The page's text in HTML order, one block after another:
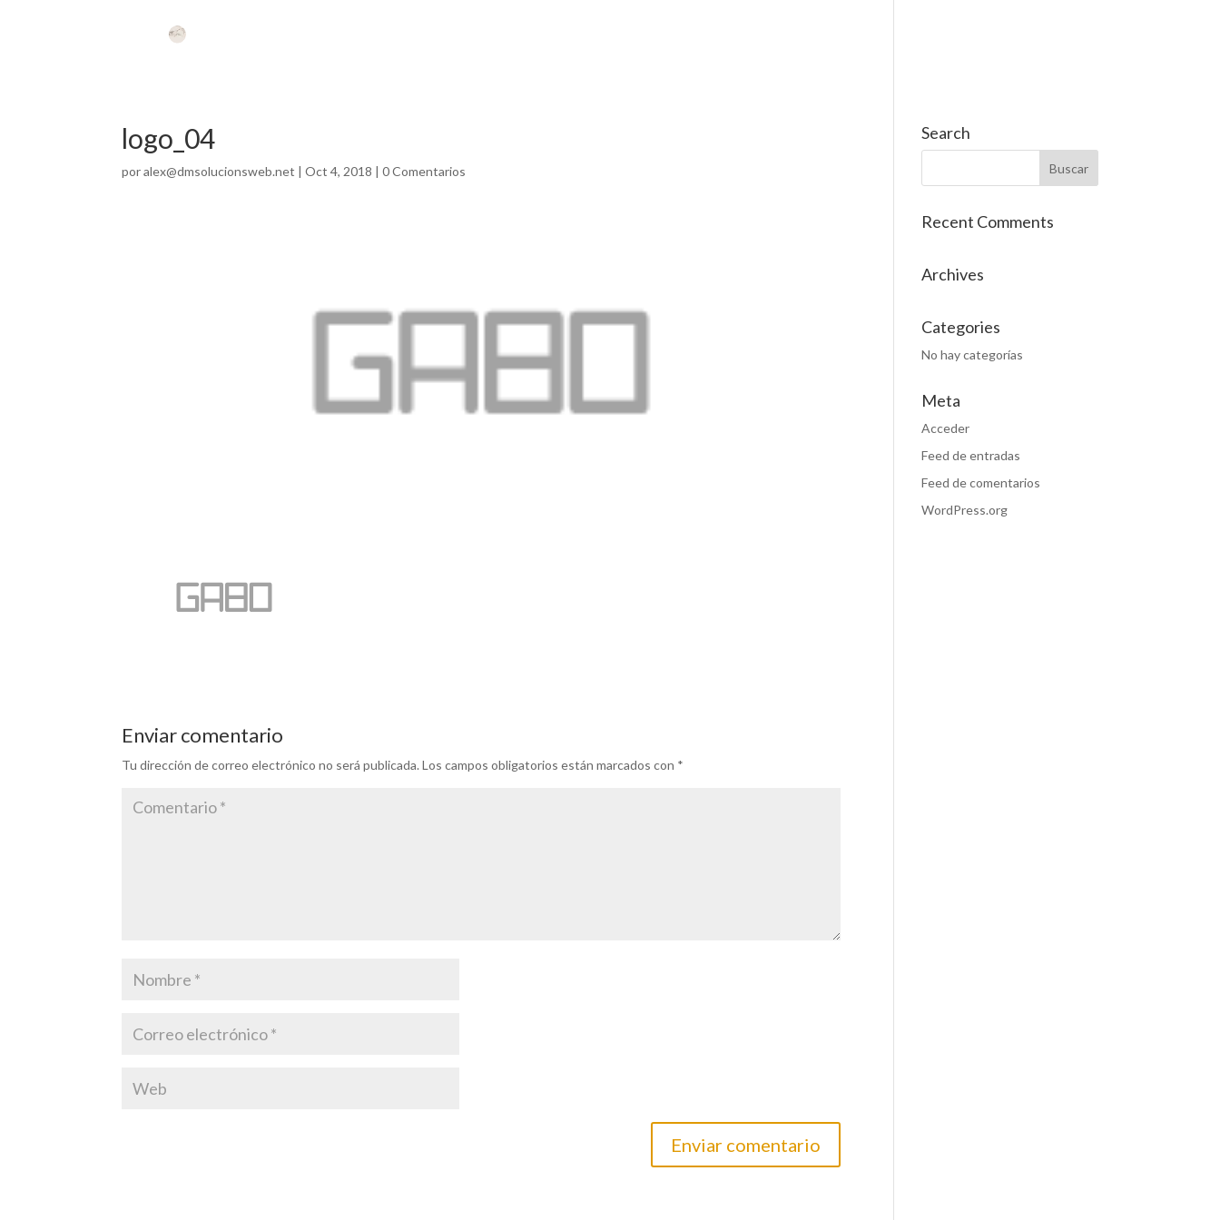
logo_04
poralex@dmsolucionsweb.net |Oct 4, 2018 |0 Comentarios
Enviar comentario
Tu dirección de correo electrónico no será publicada. Los campos obligatorios están marcados con *
Search
Recent Comments
Archives
Categories
No hay categorías
Meta
Acceder
Feed de entradas
Feed de comentarios
WordPress.org